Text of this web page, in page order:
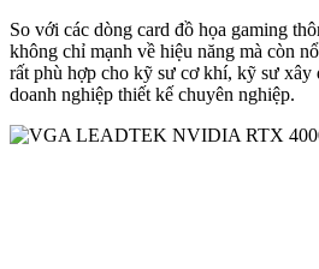
So với các dòng card đồ họa gaming
không chỉ mạnh về hiệu năng mà còn
rất phù hợp cho kỹ sư cơ khí, kỹ sư xây
doanh nghiệp thiết kế chuyên nghiệp.